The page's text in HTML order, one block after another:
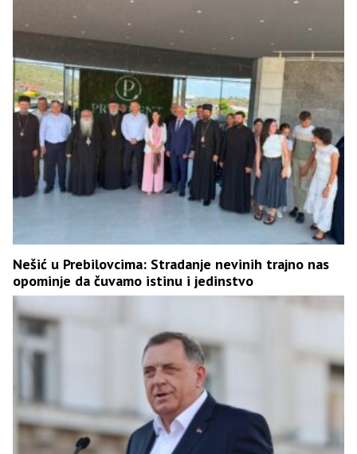
Nešić u Prebilovcima: Stradanje nevinih trajno nas
opominje da čuvamo istinu i jedinstvo